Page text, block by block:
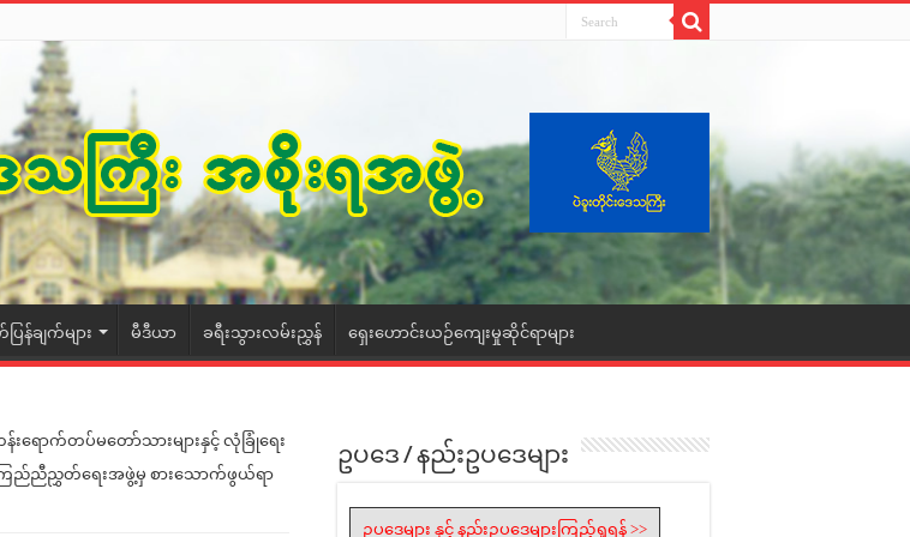
န်ချက်များ မီဒီယာ ခရီးသွားလမ်းညွှန် ရှေးဟောင်းယဉ်ကျေးမှုဆိုင်ရာများ
ောက်တပ်မတော်သားများနှင့် လုံခြုံရေး
ကြည်ညီညွှတ်ရေးအဖွဲ့မှ စားသောက်ဖွယ်ရာ
ဥပဒေ / နည်းဥပဒေများ
ဥပဒေများ နှင့် နည်းဥပဒေများကြည့်ရှုရန် >>